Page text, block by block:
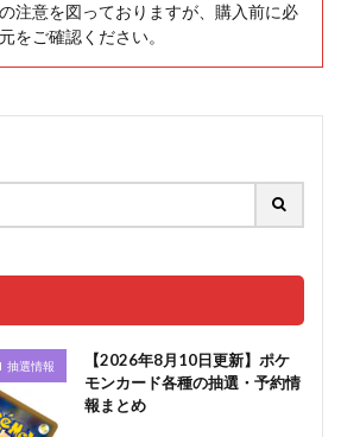
注意を図っておりますが、購入前に必
をご確認ください。
抽選情報
【2026年8月10日更新】ポケ
モンカード各種の抽選・予約情
報まとめ